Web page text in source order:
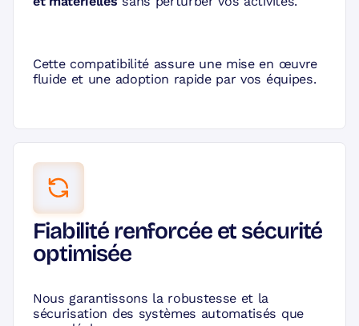
Cette compatibilité assure une mise en œuvre
fluide et une adoption rapide par vos équipes.
Fiabilité renforcée et sécurité
optimisée
Nous garantissons la robustesse et la
sécurisation des systèmes automatisés que